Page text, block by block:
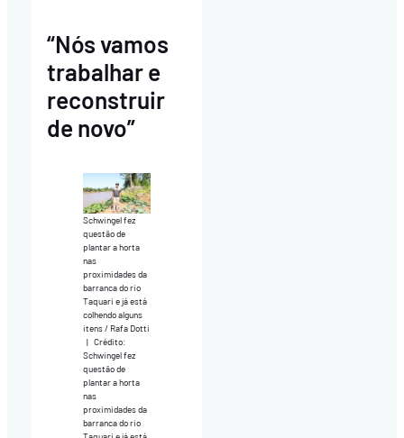
“Nós vamos
trabalhar e
reconstruir
de novo”
Schwingel fez
questão de
plantar a horta
nas
proximidades da
barranca do rio
Taquari e já está
colhendo alguns
itens / Rafa Dotti
| Crédito:
Schwingel fez
questão de
plantar a horta
nas
proximidades da
barranca do rio